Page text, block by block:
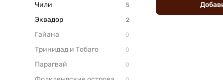
Чили
Эквадор
Гайана
Тринидад и Тобаго
Парагвай